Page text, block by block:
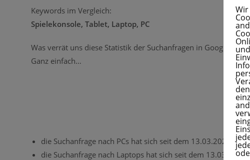
Keywords im Vergleich:
Spielekonsole, Tablet, Laptop, PC
Was verrät uns diese Statistik der Suchanfragen in Google?
Ganz einfach…
die Suchanfrage nach PCs hat sich seit dem 13.03.2020 von
die Suchanfrage nach Laptops hat sich seit dem